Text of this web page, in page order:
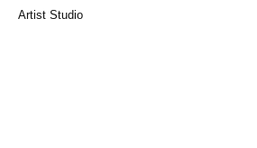
Artist Studio